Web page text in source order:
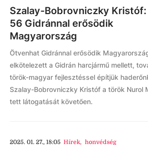
Szalay-Bobrovniczky Kristóf:
56 Gidránnal erősödik
Magyarország
Ötvenhat Gidránnal erősödik
elkötelezett a Gidrán harcjármű mellett,
török-magyar fejlesztéssel építjük
Szalay-Bobrovniczky Kristóf a török Nurol
tett látogatását követően.
2025. 01. 27., 18:05 Hírek, honvédség